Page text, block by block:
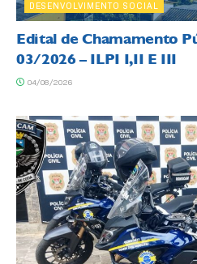
DESENVOLVIMENTO SOCIAL
Edital de Chamamento
03/2026 – ILPI I,II E III
04/08/2026